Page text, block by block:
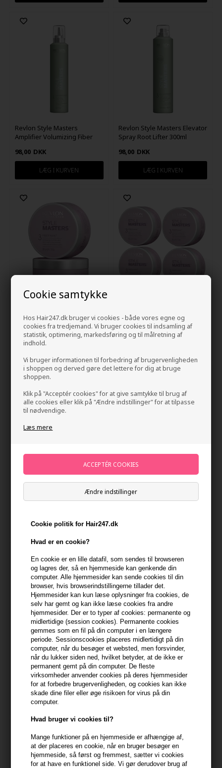
Cookie samtykke
Hos Hair247.dk bruger vi cookies - både vores egne og
cookies fra tredjemand. Vi bruger cookies til indsamling af
statistik, optimering, markedsføring og til målretning af
indhold.
Vi bruger informationen til forbedring af brugervenligheden
i shoppen og derved gøre det lettere for dig at bruge
shoppen.
Klik på "Acceptér cookies" for at give samtykke til brug af
alle cookies eller klik på "Ændre indstillinger" for at tilpasse
til nødvendige.
Læs mere
Ændre indstillinger
Cookie politik for Hair247.dk
Hvad er en cookie?
En cookie er en lille datafil, som sendes til browseren
og lagres der, så en hjemmeside kan genkende din
computer. Alle hjemmesider kan sende cookies til din
browser, hvis browserindstillingerne tillader det.
Hjemmesider kan kun læse oplysninger fra cookies, de
selv har gemt og kan ikke læse cookies fra andre
hjemmesider. Der er to typer af cookies: permanente og
midlertidige (session cookies). Permanente cookies
gemmes som en fil på din computer i en længere
periode. Sessionscookies placeres midlertidigt på din
computer, når du besøger et websted, men forsvinder,
når du lukker siden ned, hvilket betyder, at de ikke er
permanent gemt på din computer. De fleste
virksomheder anvender cookies på deres hjemmesider
for at forbedre brugervenligheden, og cookies kan ikke
skade dine filer eller øge risikoen for virus på din
computer.
Hvad bruger vi cookies til?
Mange funktioner på en hjemmeside er afhængige af,
at der placeres en cookie, når en bruger besøger en
hjemmeside, så først og fremmest, sætter vi cookies
for at have en funktionel side. Vi gør derudover brug af
Revlon Style Masters
Amplifier Volumizing Fiber
98,00 DKK
Revlon Style Masters Elevator
Spray Root Lifter 300ml
98,00 DKK
93,00 DKK
Wax 85g x 4
318,00 DKK
Revlon Style Masters Matt
Revlon Style Masters Reset
Dry Shampoo 150ml
Revlon Style Masters
Fanaticurls 150ml
DKK
Revlon Style Masters Curly
Orbital 150ml
98,00 DKK